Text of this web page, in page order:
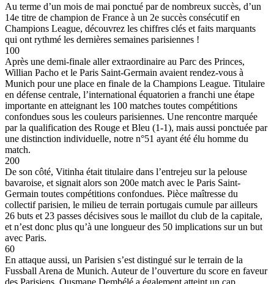
Au terme d’un mois de mai ponctué par de nombreux succès, d’un
14e titre de champion de France à un 2e succès consécutif en
Champions League, découvrez les chiffres clés et faits marquants
qui ont rythmé les dernières semaines parisiennes !
100
Après une demi-finale aller extraordinaire au Parc des Princes,
Willian Pacho et le Paris Saint-Germain avaient rendez-vous à
Munich pour une place en finale de la Champions League. Titulaire
en défense centrale, l’international équatorien a franchi une étape
importante en atteignant les 100 matches toutes compétitions
confondues sous les couleurs parisiennes. Une rencontre marquée
par la qualification des Rouge et Bleu (1-1), mais aussi ponctuée par
une distinction individuelle, notre n°51 ayant été élu homme du
match.
200
De son côté, Vitinha était titulaire dans l’entrejeu sur la pelouse
bavaroise, et signait alors son 200e match avec le Paris Saint-
Germain toutes compétitions confondues. Pièce maîtresse du
collectif parisien, le milieu de terrain portugais cumule par ailleurs
26 buts et 23 passes décisives sous le maillot du club de la capitale,
et n’est donc plus qu’à une longueur des 50 implications sur un but
avec Paris.
60
En attaque aussi, un Parisien s’est distingué sur le terrain de la
Fussball Arena de Munich. Auteur de l’ouverture du score en faveur
des Parisiens, Ousmane Dembélé a également atteint un cap